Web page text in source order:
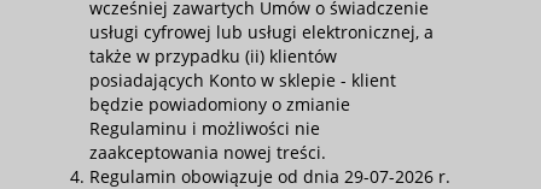
wcześniej zawartych Umów o świadczenie
usługi cyfrowej lub usługi elektronicznej, a
także w przypadku (ii) klientów
posiadających Konto w sklepie - klient
będzie powiadomiony o zmianie
Regulaminu i możliwości nie
zaakceptowania nowej treści.
Regulamin obowiązuje od dnia 29-07-2026 r.